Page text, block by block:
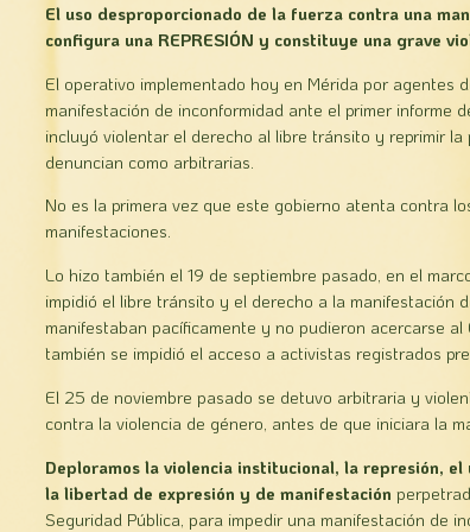
El uso desproporcionado de la fuerza contra una
configura una REPRESIÓN y constituye una grave
El operativo implementado hoy en Mérida por agentes
manifestación de inconformidad ante el primer informe
incluyó violentar el derecho al libre tránsito y reprimir
denuncian como arbitrarias.
No es la primera vez que este gobierno atenta contra
manifestaciones.
Lo hizo también el 19 de septiembre pasado, en el
impidió el libre tránsito y el derecho a la manifestación
manifestaban pacíficamente y no pudieron acercarse
también se impidió el acceso a activistas registrados
El 25 de noviembre pasado se detuvo arbitraria y
contra la violencia de género, antes de que iniciara la
Deploramos la violencia institucional, la represión,
la libertad de expresión y de manifestación
Seguridad Pública, para impedir una manifestación de